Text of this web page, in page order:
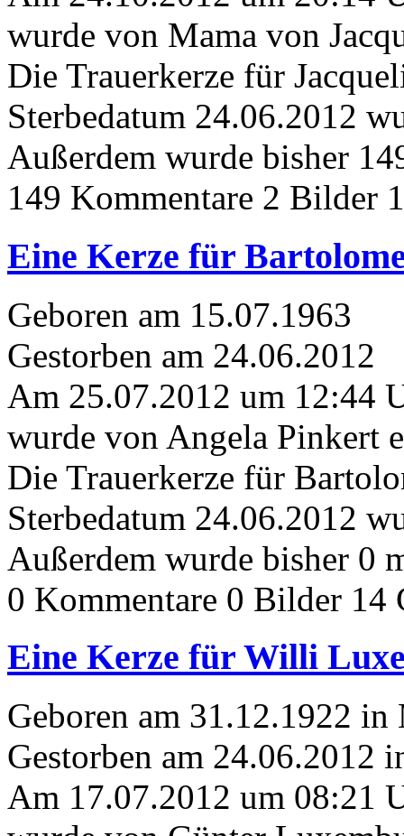
wurde von Mama von
Die Trauerkerze für
Sterbedatum 24.06.2012
Außerdem wurde bisher
149 Kommentare 2 Bilder
Eine Kerze für
Geboren am 15.07.1963
Gestorben am 24.06.2012
Am 25.07.2012 um 12:44
wurde von Angela Pinkert
Die Trauerkerze für
Sterbedatum 24.06.2012
Außerdem wurde bisher 0
0 Kommentare 0 Bilder 14
Eine Kerze für Willi
Geboren am 31.12.1922 in
Gestorben am 24.06.2012
Am 17.07.2012 um 08:21